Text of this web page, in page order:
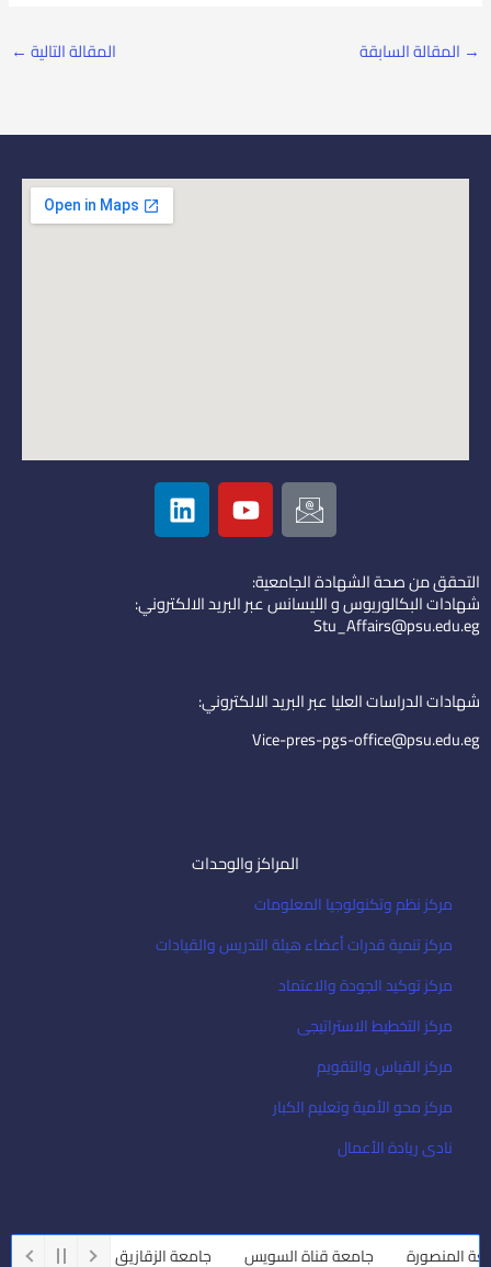
→ المقالة السابقة المقالة التالية ←
I
c
o
n
-
e
i
l
Y
o
u
u
b
L
i
n
e
d
التحقق من صحة الشهادة الجامعية:
شهادات البكالوريوس و الليسانس عبر البريد الالكتروني:
Stu_Affairs@psu.edu.eg
شهادات الدراسات العليا عبر البريد الالكتروني:
Vice-pres-pgs-office@psu.edu.eg
المراكز والوحدات
مركز نظم وتكنولوجيا المعلومات
مركز تنمية قدرات أعضاء هيئة التدريس والقيادات
مركز توكيد الجودة والاعتماد
مركز التخطيط الاستراتيجى
مركز القياس والتقويم
مركز محو الأمية وتعليم الكبار
نادى ريادة الأعمال
جامعة قناة السويس جامعة الزقازيق جامعة أسيوط